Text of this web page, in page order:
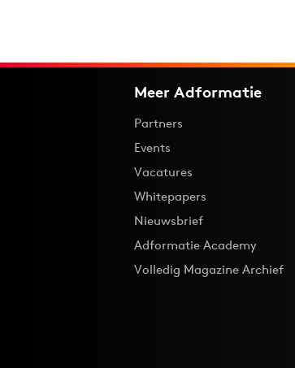
Meer Adformatie
Partners
Events
Vacatures
Whitepapers
Nieuwsbrief
Adformatie Academy
Volledig Magazine Archief